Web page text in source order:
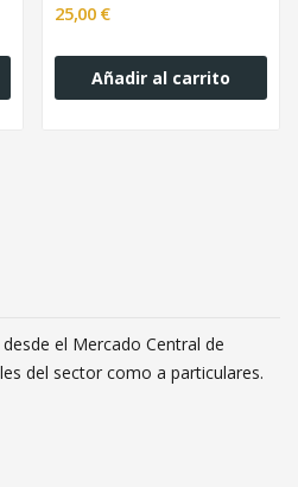
25,00 €
Añadir al carrito
el Mercado Central de
del sector como a particulares.